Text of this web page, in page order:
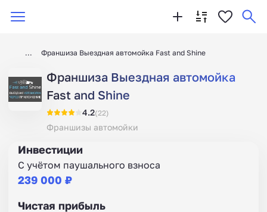
Франшиза Выездная автомойка Fast and Shine
Франшиза Выездная автомойка
Fast and Shine
4.2(22)
Франшизы автомойки
Инвестиции
С учётом паушального взноса
239 000 ₽
Чистая прибыль